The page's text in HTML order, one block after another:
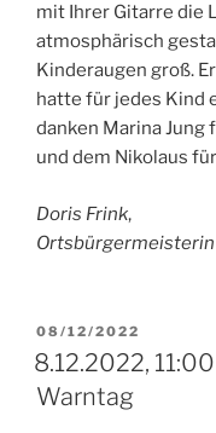
mit Ihrer Gitarre die
atmosphärisch
Kinderaugen groß.
hatte für jedes Kind
danken Marina
und dem Nikolaus
Doris Frink,
Ortsbürgermeisterin
VERÖFFENTLICHT
AM
08/12/2022
8.12.2022,
Warntag